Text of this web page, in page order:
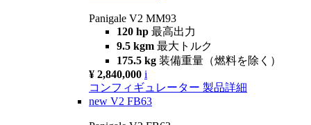
Panigale V2 MM93
120 hp 最高出力
9.5 kgm 最大トルク
175.5 kg 装備重量（燃料を除く）
¥ 2,840,000 i
コンフィギュレーター 製品詳細
new V2 FB63